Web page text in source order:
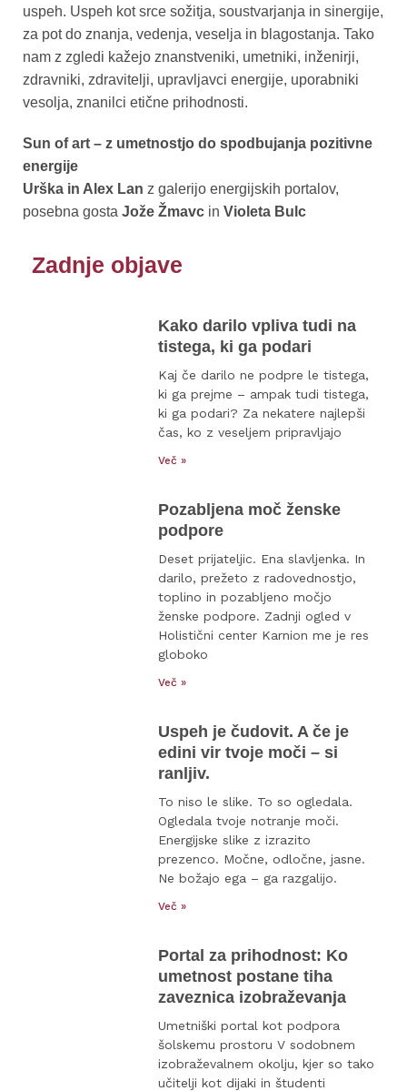
uspeh. Uspeh kot srce sožitja, soustvarjanja in sinergije,
za pot do znanja, vedenja, veselja in blagostanja. Tako
nam z zgledi kažejo znanstveniki, umetniki, inženirji,
zdravniki, zdravitelji, upravljavci energije, uporabniki
vesolja, znanilci etične prihodnosti.
Sun of art – z umetnostjo do spodbujanja pozitivne
energije
Urška in Alex Lan z galerijo energijskih portalov,
posebna gosta Jože Žmavc in Violeta Bulc
Zadnje objave
Kako darilo vpliva tudi na
tistega, ki ga podari
Kaj če darilo ne podpre le tistega,
ki ga prejme – ampak tudi tistega,
ki ga podari? Za nekatere najlepši
čas, ko z veseljem pripravljajo
Več »
Pozabljena moč ženske
podpore
Deset prijateljic. Ena slavljenka. In
darilo, prežeto z radovednostjo,
toplino in pozabljeno močjo
ženske podpore. Zadnji ogled v
Holistični center Karnion me je res
globoko
Več »
Uspeh je čudovit. A če je
edini vir tvoje moči – si
ranljiv.
To niso le slike. To so ogledala.
Ogledala tvoje notranje moči.
Energijske slike z izrazito
prezenco. Močne, odločne, jasne.
Ne božajo ega – ga razgalijo.
Več »
Portal za prihodnost: Ko
umetnost postane tiha
zaveznica izobraževanja
Umetniški portal kot podpora
šolskemu prostoru V sodobnem
izobraževalnem okolju, kjer so tako
učitelji kot dijaki in študenti